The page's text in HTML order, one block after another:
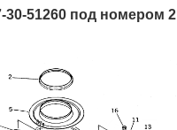
30-51260 под номером 2